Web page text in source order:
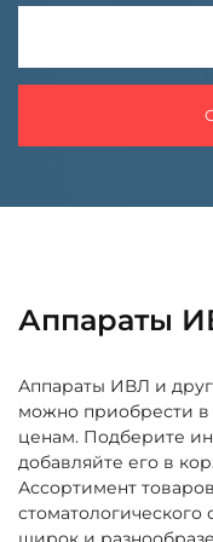
Аппараты
Аппараты ИВЛ и
можно приобрести в
ценам. Подберите
добавляйте его в
Ассортимент